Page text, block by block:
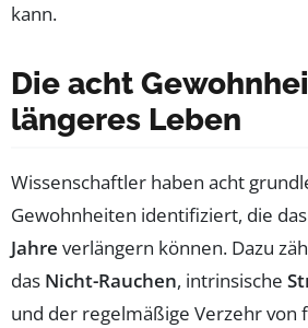
kann.
Die acht
längeres Leben
Wissenschaftler haben acht
Gewohnheiten identifiziert, die
Jahre verlängern können. Dazu
das Nicht-Rauchen, intrinsische
und der regelmäßige Verzehr von